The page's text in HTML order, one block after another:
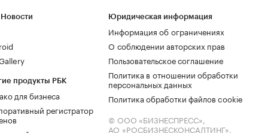
продукты РБК
для бизнеса
регистратор
Юридическая информация
Информация об ограничениях
О соблюдении авторских прав
Пользовательское соглашение
Политика в отношении обработки
персональных данных
Политика обработки файлов cookie
© ООО «БИЗНЕСПРЕСС»,
АО «РОСБИЗНЕСКОНСАЛТИНГ»,